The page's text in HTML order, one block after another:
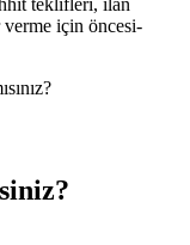
için öncesi-